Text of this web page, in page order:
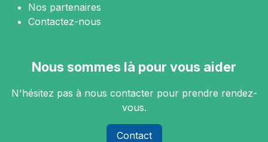
Nos partenaires
Contactez-nous
Nous sommes là pour vous aider
N'hésitez pas à nous contacter pour prendre rendez-
vous.
Contact